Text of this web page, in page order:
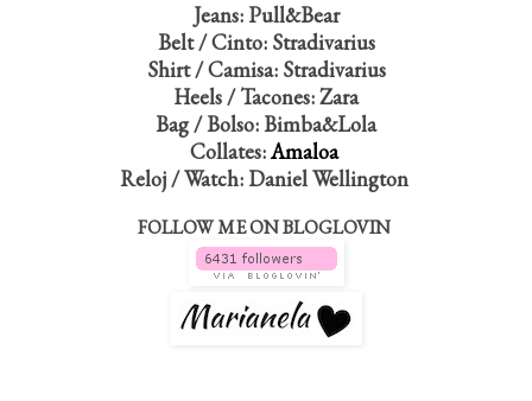
Jeans: Pull&Bear
Belt / Cinto: Stradivarius
Shirt / Camisa: Stradivarius
Heels / Tacones: Zara
Bag / Bolso: Bimba&Lola
Collates:Amaloa
Reloj / Watch: Daniel Wellington
FOLLOW ME ON BLOGLOVIN